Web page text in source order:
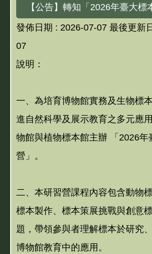
【公告】轉知「2026年臺大標
發佈日期 : 2026-07-07 最後更新
07
說明：
一、為培育博物館實務及生物標
進自然科學及展示教育之多元應
物館與植物標本館主辦 「2026年
營」。
二、本研習營課程內容包含動物
標本製作、標本策展挑戰與創意
題，帶領參與者理解標本於研究
博物館教育中的應用。